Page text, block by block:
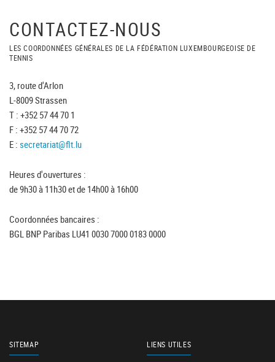
CONTACTEZ-NOUS
LES COORDONNÉES GÉNÉRALES DE LA FÉDÉRATION LUXEMBOURGEOISE DE
TENNIS
3, route d'Arlon
L-8009 Strassen
T : +352 57 44 70 1
F : +352 57 44 70 72
E : secretariat@flt.lu
Heures d'ouvertures :
de 9h30 à 11h30 et de 14h00 à 16h00
Coordonnées bancaires :
BGL BNP Paribas LU41 0030 7000 0183 0000
SITEMAP LIENS UTILES